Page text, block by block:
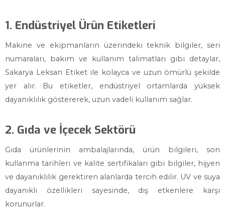
1. Endüstriyel Ürün Etiketleri
Makine ve ekipmanların üzerindeki teknik bilgiler, seri
numaraları, bakım ve kullanım talimatları gibi detaylar,
Sakarya Leksan Etiket ile kolayca ve uzun ömürlü şekilde
yer alır. Bu etiketler, endüstriyel ortamlarda yüksek
dayanıklılık göstererek, uzun vadeli kullanım sağlar.
2. Gıda ve İçecek Sektörü
Gıda ürünlerinin ambalajlarında, ürün bilgileri, son
kullanma tarihleri ve kalite sertifikaları gibi bilgiler, hijyen
ve dayanıklılık gerektiren alanlarda tercih edilir. UV ve suya
dayanıklı özellikleri sayesinde, dış etkenlere karşı
korunurlar.